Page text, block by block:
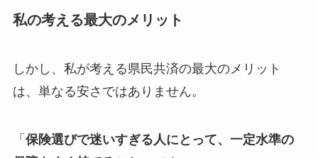
私の考える最大のメリット
しかし、私が考える県民共済の最大のメリット
は、単なる安さではありません。
「 保険選びで迷いすぎる人にとって、一定水準の